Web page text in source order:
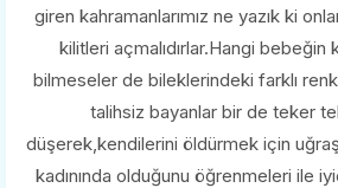
giren kahramanlarımız ne yazık ki
kilitleri açmalıdırlar.Hangi bebeğin
bilmeseler de bileklerindeki farklı
talihsiz bayanlar bir de teker
düşerek,kendilerini öldürmek için
kadınında olduğunu öğrenmeleri ile